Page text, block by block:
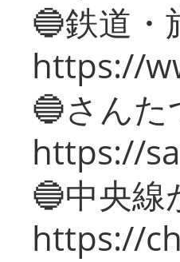
🔵鉄道・
https://
🔵さんた
https://
🔵中央線
https://